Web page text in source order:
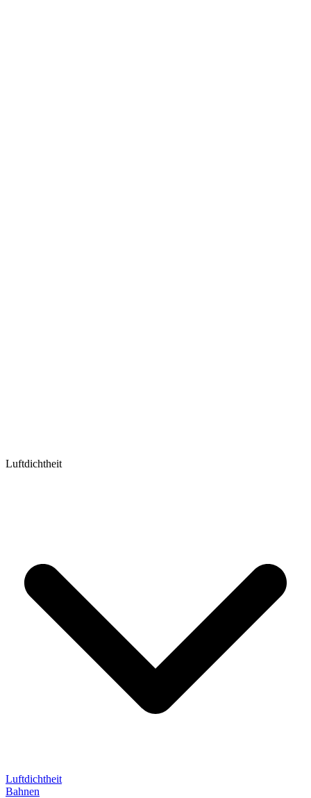
Luftdichtheit
Luftdichtheit
Bahnen